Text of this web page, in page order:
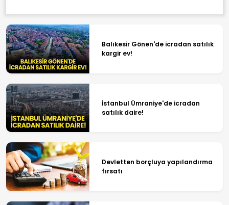
Balıkesir Gönen'de icradan satılık
kargir ev!
İstanbul Ümraniye'de icradan
satılık daire!
Devletten borçluya yapılandırma
fırsatı